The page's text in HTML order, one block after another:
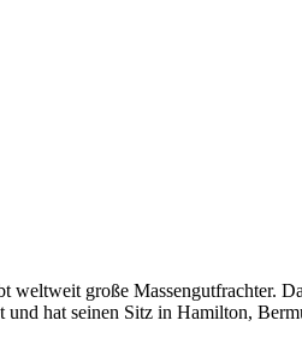
weltweit große Massengutfrachter.
hat seinen Sitz in Hamilton,